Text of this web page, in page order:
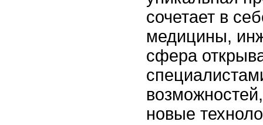
сочетает в
медицины,
сфера
новые